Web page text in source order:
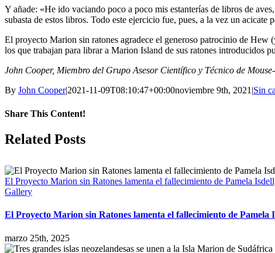
Y añade: «He ido vaciando poco a poco mis estanterías de libros de
subasta de estos libros. Todo este ejercicio fue, pues, a la vez un
El proyecto Marion sin ratones agradece el generoso patrocinio de
los que trabajan para librar a Marion Island de sus ratones introducidos
John Cooper, Miembro del Grupo Asesor Científico y Técnico de
By John Cooper|2021-11-09T08:10:47+00:00noviembre 9th, 2021|Sin
Share This Content!
Facebook
X
LinkedIn
WhatsApp
Tumblr
Pinterest
Email
Related Posts
El Proyecto Marion sin Ratones lamenta el fallecimiento de Pamela
Gallery
El Proyecto Marion sin Ratones lamenta el fallecimiento de Pamela
marzo 25th, 2025